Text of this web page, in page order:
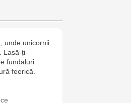
unde unicornii
Lasă-ți
fundaluri
feerică.